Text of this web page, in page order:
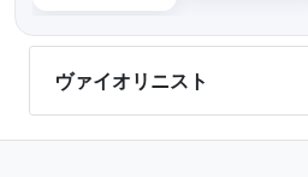
ヴァイオリニスト